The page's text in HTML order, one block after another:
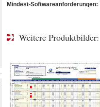
Mindest-Softwareanforderungen:
Weitere Produktbilder: